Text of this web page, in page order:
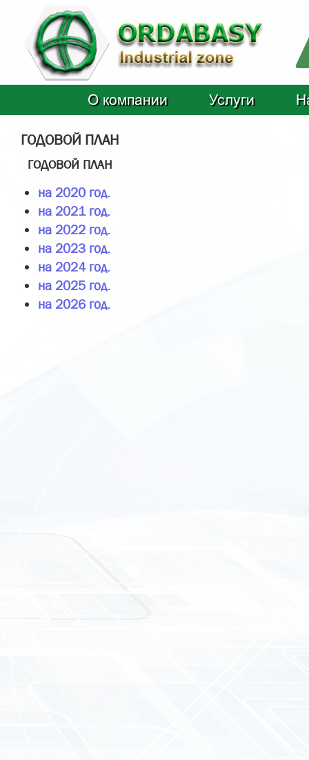
О компании Услуги
ГОДОВОЙ ПЛАН
ГОДОВОЙ ПЛАН
на 2020 год.
на 2021 год.
на 2022 год.
на 2023 год.
на 2024 год.
на 2025 год.
на 2026 год.